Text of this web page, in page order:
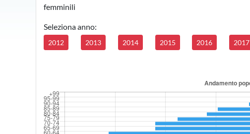
femminili
Seleziona anno:
2012 2013 2014 2015 2016 2017